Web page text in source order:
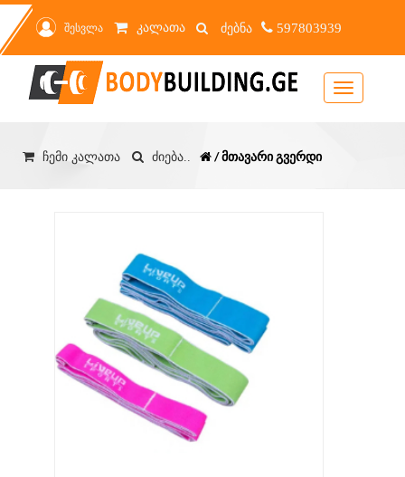
შესვლა კალათა 597803939
Toggle
navigation
ჩემი კალათა ძიება.. / მთავარი გვერდი